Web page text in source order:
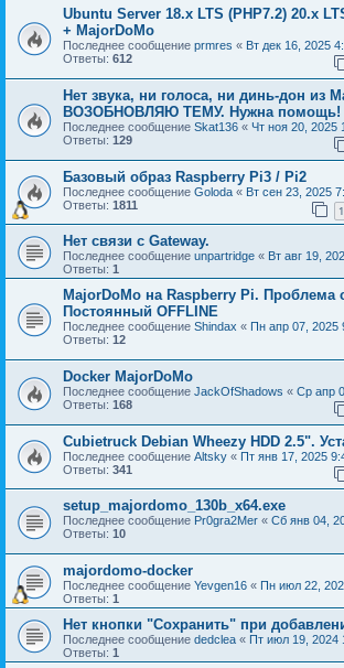
Ubuntu Server 18.х LTS (PHP7.2) 20.х
+ MajorDoMo
Последнее сообщение prmres « Вт дек 16, 2025
Ответы: 612
Нет звука, ни голоса, ни динь-дон из
ВОЗОБНОВЛЯЮ ТЕМУ. Нужна помощь!
Последнее сообщение Skat136 « Чт ноя 20, 2025
Ответы: 129
Базовый образ Raspberry Pi3 / Pi2
Последнее сообщение Goloda « Вт сен 23, 2025
Ответы: 1811 1
Нет связи с Gateway.
Последнее сообщение unpartridge « Вт авг 19,
Ответы: 1
MajorDoMo на Raspberry Pi. Проблема
Постоянный OFFLINE
Последнее сообщение Shindax « Пн апр 07, 2025
Ответы: 12
Docker MajorDoMo
Последнее сообщение JackOfShadows « Ср апр
Ответы: 168
Cubietruck Debian Wheezy HDD 2.5".
Последнее сообщение Altsky « Пт янв 17, 2025
Ответы: 341
setup_majordomo_130b_x64.exe
Последнее сообщение Pr0gra2Mer « Сб янв 04,
Ответы: 10
majordomo-docker
Последнее сообщение Yevgen16 « Пн июл 22,
Ответы: 1
Нет кнопки "Сохранить" при
Последнее сообщение dedclea « Пт июл 19, 2024
Ответы: 1